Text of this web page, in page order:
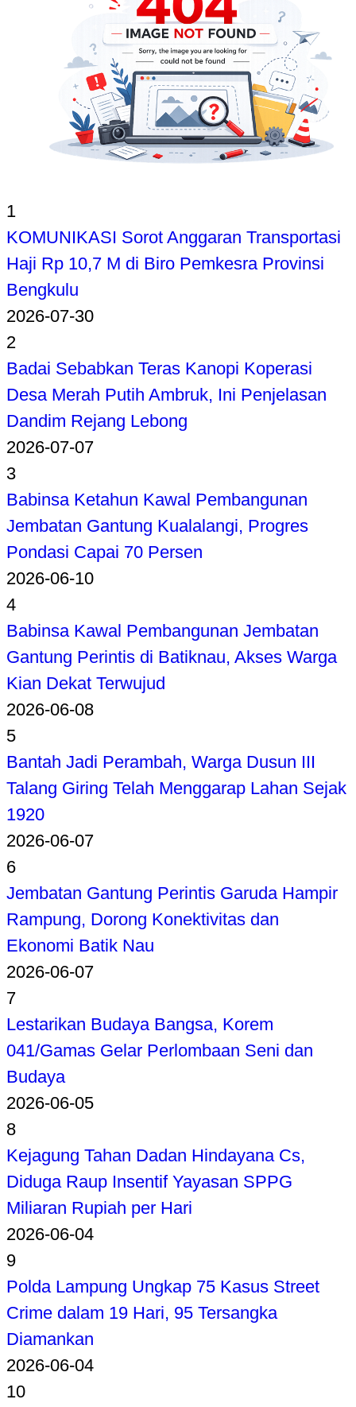
1
KOMUNIKASI Sorot Anggaran Transportasi
Haji Rp 10,7 M di Biro Pemkesra Provinsi
Bengkulu
2026-07-30
2
Badai Sebabkan Teras Kanopi Koperasi
Desa Merah Putih Ambruk, Ini Penjelasan
Dandim Rejang Lebong
2026-07-07
3
Babinsa Ketahun Kawal Pembangunan
Jembatan Gantung Kualalangi, Progres
Pondasi Capai 70 Persen
2026-06-10
4
Babinsa Kawal Pembangunan Jembatan
Gantung Perintis di Batiknau, Akses Warga
Kian Dekat Terwujud
2026-06-08
5
Bantah Jadi Perambah, Warga Dusun III
Talang Giring Telah Menggarap Lahan Sejak
1920
2026-06-07
6
Jembatan Gantung Perintis Garuda Hampir
Rampung, Dorong Konektivitas dan
Ekonomi Batik Nau
2026-06-07
7
Lestarikan Budaya Bangsa, Korem
041/Gamas Gelar Perlombaan Seni dan
Budaya
2026-06-05
8
Kejagung Tahan Dadan Hindayana Cs,
Diduga Raup Insentif Yayasan SPPG
Miliaran Rupiah per Hari
2026-06-04
9
Polda Lampung Ungkap 75 Kasus Street
Crime dalam 19 Hari, 95 Tersangka
Diamankan
2026-06-04
10